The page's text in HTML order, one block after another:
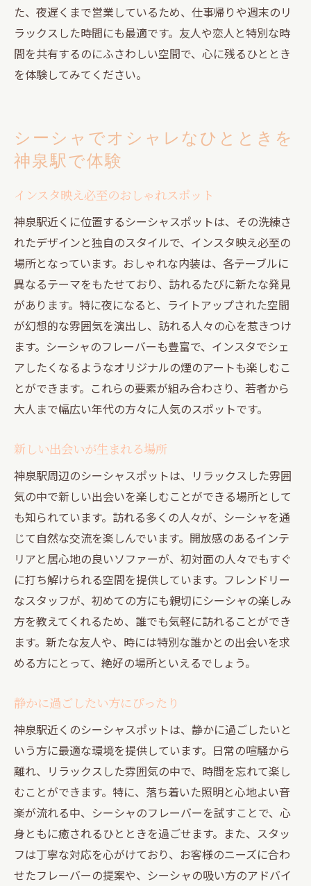
た、夜遅くまで営業しているため、仕事帰りや週末のリ
ラックスした時間にも最適です。友人や恋人と特別な時
間を共有するのにふさわしい空間で、心に残るひととき
を体験してみてください。
シーシャでオシャレなひとときを
神泉駅で体験
インスタ映え必至のおしゃれスポット
神泉駅近くに位置するシーシャスポットは、その洗練さ
れたデザインと独自のスタイルで、インスタ映え必至の
場所となっています。おしゃれな内装は、各テーブルに
異なるテーマをもたせており、訪れるたびに新たな発見
があります。特に夜になると、ライトアップされた空間
が幻想的な雰囲気を演出し、訪れる人々の心を惹きつけ
ます。シーシャのフレーバーも豊富で、インスタでシェ
アしたくなるようなオリジナルの煙のアートも楽しむこ
とができます。これらの要素が組み合わさり、若者から
大人まで幅広い年代の方々に人気のスポットです。
新しい出会いが生まれる場所
神泉駅周辺のシーシャスポットは、リラックスした雰囲
気の中で新しい出会いを楽しむことができる場所として
も知られています。訪れる多くの人々が、シーシャを通
じて自然な交流を楽しんでいます。開放感のあるインテ
リアと居心地の良いソファーが、初対面の人々でもすぐ
に打ち解けられる空間を提供しています。フレンドリー
なスタッフが、初めての方にも親切にシーシャの楽しみ
方を教えてくれるため、誰でも気軽に訪れることができ
ます。新たな友人や、時には特別な誰かとの出会いを求
める方にとって、絶好の場所といえるでしょう。
静かに過ごしたい方にぴったり
神泉駅近くのシーシャスポットは、静かに過ごしたいと
いう方に最適な環境を提供しています。日常の喧騒から
離れ、リラックスした雰囲気の中で、時間を忘れて楽し
むことができます。特に、落ち着いた照明と心地よい音
楽が流れる中、シーシャのフレーバーを試すことで、心
身ともに癒されるひとときを過ごせます。また、スタッ
フは丁寧な対応を心がけており、お客様のニーズに合わ
せたフレーバーの提案や、シーシャの吸い方のアドバイ